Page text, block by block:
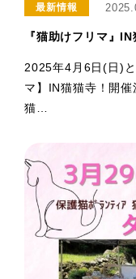
最新情報
『猫助けフリマ』
2025年4月6日(日)
マ】IN猫猫寺！開
猫…